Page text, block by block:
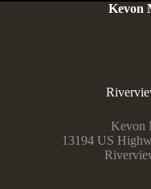
Kevon
Kevon
13194 US